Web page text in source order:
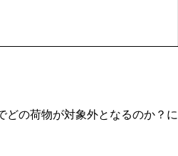
どの荷物が対象外となるのか？に